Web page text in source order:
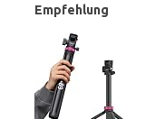
Empfehlung